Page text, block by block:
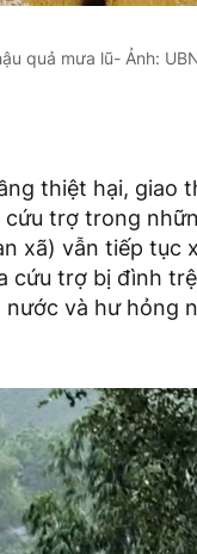
quả mưa lũ- Ảnh:
thiệt hại, giao
trợ trong
xã) vẫn tiếp tục
cứu trợ bị đình
và hư hỏng